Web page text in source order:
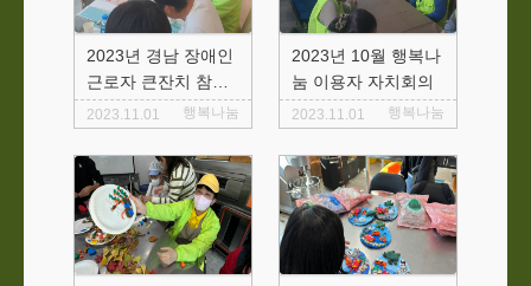
2023년 경남 장애인
근로자 큰잔치 참여
우수 근로인 수상
2023.11.01 행복나눔
2023년 10월 행복나
눔 이용자 자치회의
2023.11.01 행복나눔